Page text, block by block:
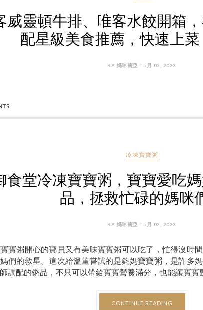
威靈頓牛排、唯客水餃開箱
配星級美食推薦，快速上菜
BY 媽咪莉亞 - 5月 03, 2023
冷凍寶寶粥
食堂冷凍寶寶粥，寶寶愛吃
品，拯救忙碌的媽咪
BY 媽咪莉亞 - 5月 02, 2023
寶粥開心的寶貝又有美味寶寶粥可以吃了，忙得沒時
們的救星。這次給溫董嘗試的是鈞媽寶寶粥，是許多
調配的粥品，不只可以帶給寶寶營養滿分，也能讓寶寶
CONTINUE READING